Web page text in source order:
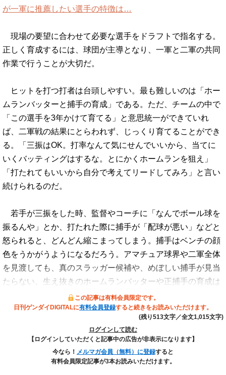
が一軍に推薦したい選手の特徴は…
現場の要望に合わせて必要な選手をドラフトで指名する。
正しく育成するには、球団が主導となり、一軍と二軍の共同
作業で行うことが大切だ。
ヒットを打つ打者は台頭しやすい。最も難しいのは「ホー
ムランバッターと捕手の育成」である。ただ、チームの中で
「この選手を3年かけて育てる」と意思統一ができていれ
ば、二軍戦の結果にとらわれず、じっくり育てることができ
る。「三振はOK。打率なんて気にせんでいいから、当てに
いくバッティングはするな。とにかくホームランを狙え」
「打たれてもいいから自分で考えてリードしてみろ」と言い
続けられるのだ。
若手が三振をした時、監督やコーチに「なんでボール球を
振るんや」とか、打たれた際に捕手が「配球が悪い」などと
怒られると、どんどん縮こまってしまう。捕手はベンチの顔
色をうかがうようになるだろう。アマチュア球界や二軍全体
を見渡しても、真のスラッガー候補や、めぼしい捕手が見当
たらない。生え抜きのホームランバッターや正捕手の育成は
この記事は有料会員限定です。
日刊ゲンダイDIGITALに有料会員登録すると続きをお読みいただけます。
(残り513文字／全文1,015文字)
ログインして読む
【ログインしていただくと記事中の広告が非表示になります】
今なら！ メルマガ会員（無料）に登録すると
有料会員限定記事が3本お読みいただけます。